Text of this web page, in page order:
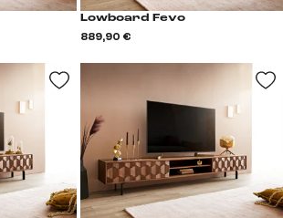
Lowboard Fevo
889,90 €